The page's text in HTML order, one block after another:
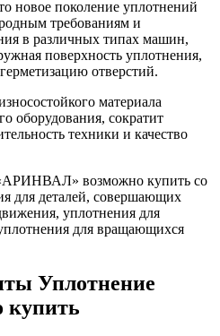
новое поколение уплотнений
требованиям и
в различных типах машин,
поверхность уплотнения,
отверстий.
материала
оборудования, сократит
техники и качество
возможно купить со
для деталей, совершающих
уплотнения для
для вращающихся
Уплотнение
купить